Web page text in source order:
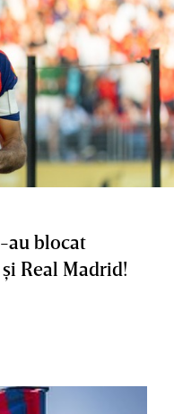
au blocat
Real Madrid!